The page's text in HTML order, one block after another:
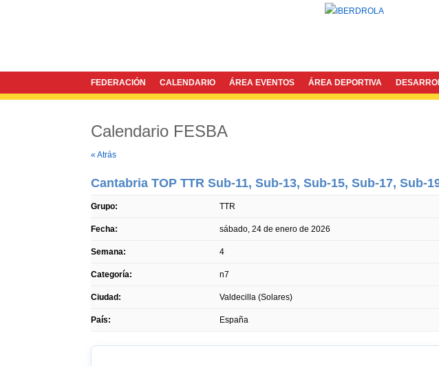
FEDERACIÓN CALENDARIO ÁREA EVENTOS ÁREA DEPORTIVA
Calendario FESBA
« Atrás
Cantabria TOP TTR Sub-11, Sub-13, Sub-15, Sub-17, Sub-
Grupo: TTR
Fecha: sábado, 24 de enero de 2026
Semana: 4
Categoría: n7
Ciudad: Valdecilla (Solares)
País: España